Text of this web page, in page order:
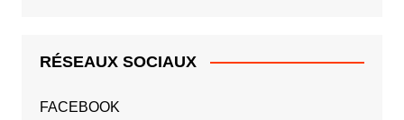
RÉSEAUX SOCIAUX
FACEBOOK